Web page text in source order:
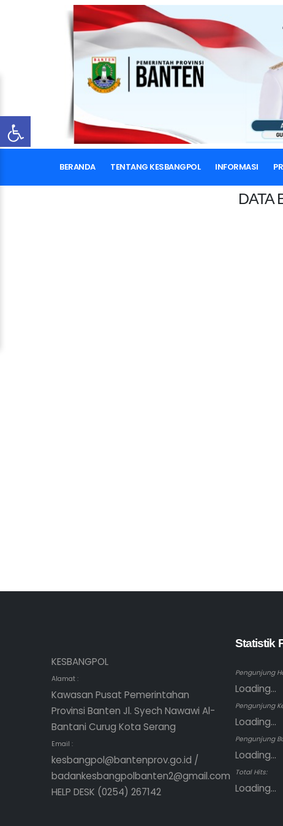
BERANDA TENTANG KESBANGPOL INFORMASI
DATA
KESBANGPOL
Alamat :
Kawasan Pusat Pemerintahan
Provinsi Banten Jl. Syech Nawawi Al-
Bantani Curug Kota Serang
Email :
kesbangpol@bantenprov.go.id /
badankesbangpolbanten2@gmail.com
HELP DESK (0254) 267142
Statistik
Pengunjung
Loading...
Pengunjung
Loading...
Pengunjung
Loading...
Total Hits:
Loading...